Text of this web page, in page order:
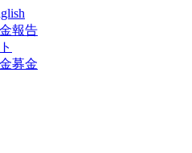
報告
募金